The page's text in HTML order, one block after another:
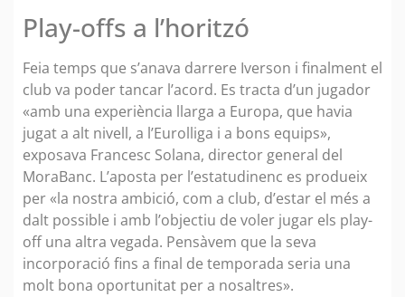
Play-offs a l’horitzó
Feia temps que s’anava darrere Iverson i finalment el
club va poder tancar l’acord. Es tracta d’un jugador
«amb una experiència llarga a Europa, que havia
jugat a alt nivell, a l’Eurolliga i a bons equips»,
exposava Francesc Solana, director general del
MoraBanc. L’aposta per l’estatudinenc es produeix
per «la nostra ambició, com a club, d’estar el més a
dalt possible i amb l’objectiu de voler jugar els play-
off una altra vegada. Pensàvem que la seva
incorporació fins a final de temporada seria una
molt bona oportunitat per a nosaltres».